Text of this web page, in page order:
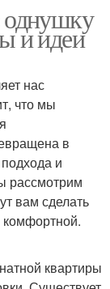
однушку
и идеи
нас
что мы
в
и
рассмотрим
вам сделать
квартиры